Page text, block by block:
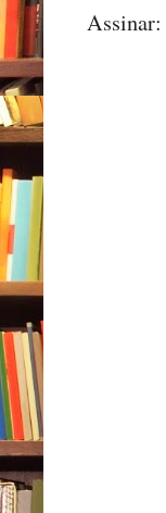
Assinar: